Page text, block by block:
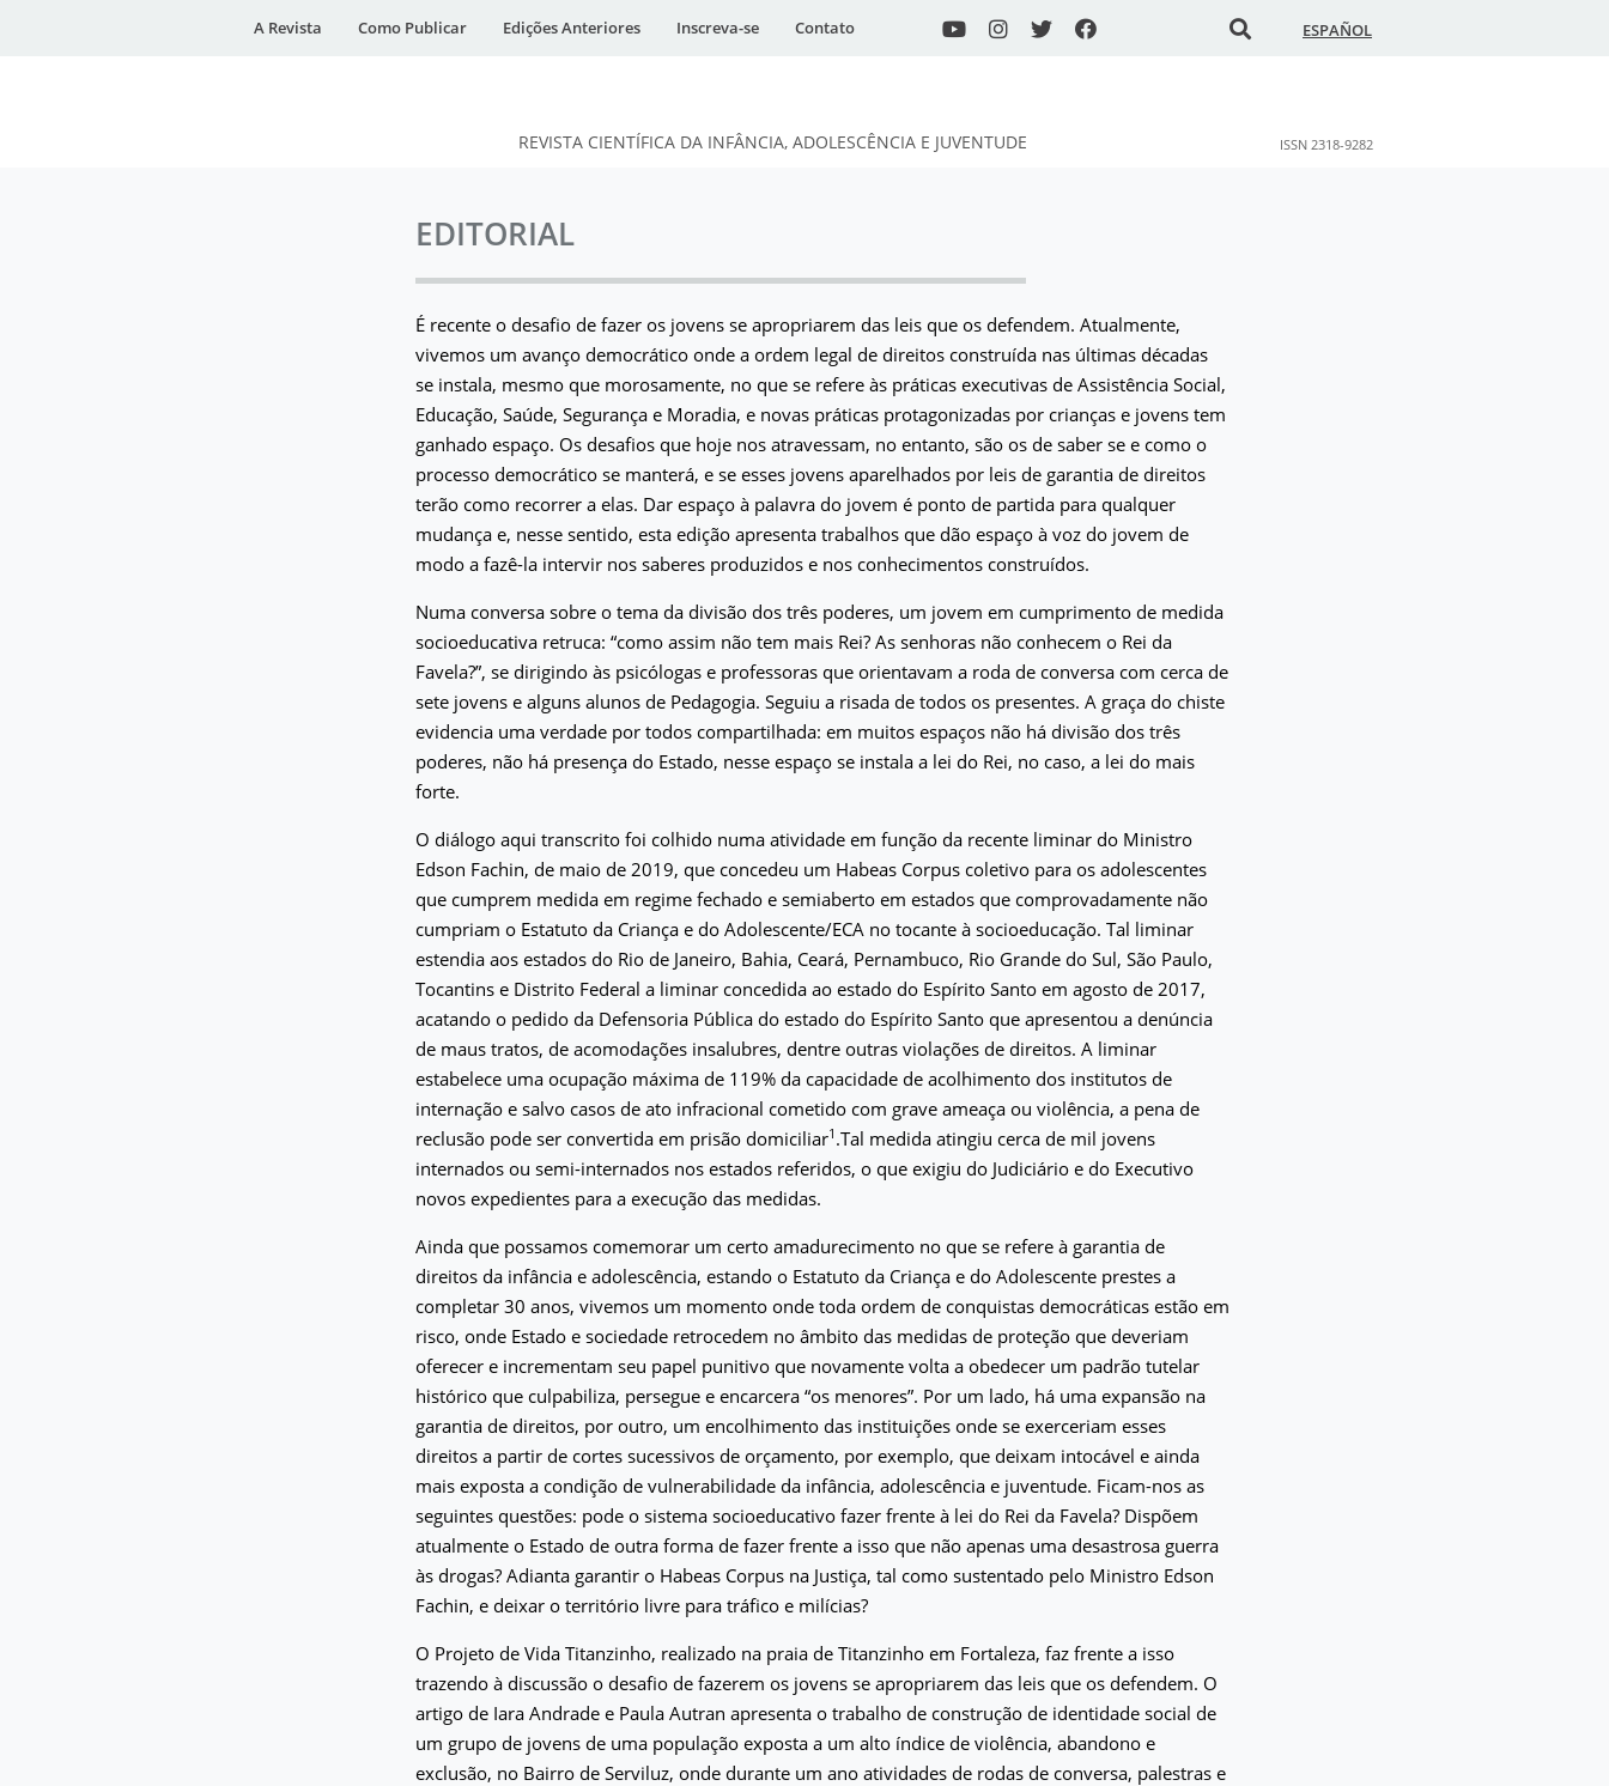
A Revista Como Publicar Edições Anteriores Inscreva-se Contato ESPAÑOL
DESidades
REVISTA CIENTÍFICA DA INFÂNCIA, ADOLESCÊNCIA E JUVENTUDE ISSN 2318-9282
EDITORIAL
É recente o desafio de fazer os jovens se apropriarem das leis que os defendem. Atualmente,
vivemos um avanço democrático onde a ordem legal de direitos construída nas últimas décadas
se instala, mesmo que morosamente, no que se refere às práticas executivas de Assistência Social,
Educação, Saúde, Segurança e Moradia, e novas práticas protagonizadas por crianças e jovens tem
ganhado espaço. Os desafios que hoje nos atravessam, no entanto, são os de saber se e como o
processo democrático se manterá, e se esses jovens aparelhados por leis de garantia de direitos
terão como recorrer a elas. Dar espaço à palavra do jovem é ponto de partida para qualquer
mudança e, nesse sentido, esta edição apresenta trabalhos que dão espaço à voz do jovem de
modo a fazê-la intervir nos saberes produzidos e nos conhecimentos construídos.
Numa conversa sobre o tema da divisão dos três poderes, um jovem em cumprimento de medida
socioeducativa retruca: “como assim não tem mais Rei? As senhoras não conhecem o Rei da
Favela?”, se dirigindo às psicólogas e professoras que orientavam a roda de conversa com cerca de
sete jovens e alguns alunos de Pedagogia. Seguiu a risada de todos os presentes. A graça do chiste
evidencia uma verdade por todos compartilhada: em muitos espaços não há divisão dos três
poderes, não há presença do Estado, nesse espaço se instala a lei do Rei, no caso, a lei do mais
forte.
O diálogo aqui transcrito foi colhido numa atividade em função da recente liminar do Ministro
Edson Fachin, de maio de 2019, que concedeu um Habeas Corpus coletivo para os adolescentes
que cumprem medida em regime fechado e semiaberto em estados que comprovadamente não
cumpriam o Estatuto da Criança e do Adolescente/ECA no tocante à socioeducação. Tal liminar
estendia aos estados do Rio de Janeiro, Bahia, Ceará, Pernambuco, Rio Grande do Sul, São Paulo,
Tocantins e Distrito Federal a liminar concedida ao estado do Espírito Santo em agosto de 2017,
acatando o pedido da Defensoria Pública do estado do Espírito Santo que apresentou a denúncia
de maus tratos, de acomodações insalubres, dentre outras violações de direitos. A liminar
estabelece uma ocupação máxima de 119% da capacidade de acolhimento dos institutos de
internação e salvo casos de ato infracional cometido com grave ameaça ou violência, a pena de
reclusão pode ser convertida em prisão domiciliar1 .Tal medida atingiu cerca de mil jovens
internados ou semi-internados nos estados referidos, o que exigiu do Judiciário e do Executivo
novos expedientes para a execução das medidas.
Ainda que possamos comemorar um certo amadurecimento no que se refere à garantia de
direitos da infância e adolescência, estando o Estatuto da Criança e do Adolescente prestes a
completar 30 anos, vivemos um momento onde toda ordem de conquistas democráticas estão em
risco, onde Estado e sociedade retrocedem no âmbito das medidas de proteção que deveriam
oferecer e incrementam seu papel punitivo que novamente volta a obedecer um padrão tutelar
histórico que culpabiliza, persegue e encarcera “os menores”. Por um lado, há uma expansão na
garantia de direitos, por outro, um encolhimento das instituições onde se exerceriam esses
direitos a partir de cortes sucessivos de orçamento, por exemplo, que deixam intocável e ainda
mais exposta a condição de vulnerabilidade da infância, adolescência e juventude. Ficam-nos as
seguintes questões: pode o sistema socioeducativo fazer frente à lei do Rei da Favela? Dispõem
atualmente o Estado de outra forma de fazer frente a isso que não apenas uma desastrosa guerra
às drogas? Adianta garantir o Habeas Corpus na Justiça, tal como sustentado pelo Ministro Edson
Fachin, e deixar o território livre para tráfico e milícias?
O Projeto de Vida Titanzinho, realizado na praia de Titanzinho em Fortaleza, faz frente a isso
trazendo à discussão o desafio de fazerem os jovens se apropriarem das leis que os defendem. O
artigo de Iara Andrade e Paula Autran apresenta o trabalho de construção de identidade social de
um grupo de jovens de uma população exposta a um alto índice de violência, abandono e
exclusão, no Bairro de Serviluz, onde durante um ano atividades de rodas de conversa, palestras e